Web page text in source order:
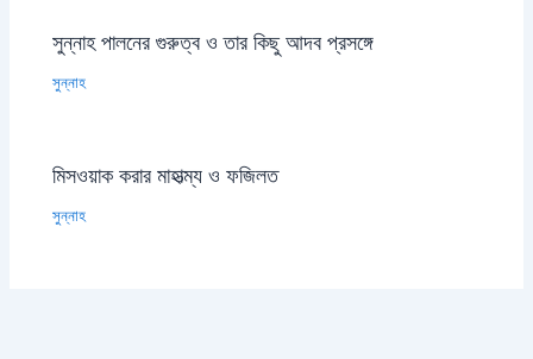
সুন্নাহ পালনের গুরুত্ব ও তার কিছু আদব প্রসঙ্গে
সুন্নাহ
মিসওয়াক করার মাহাত্ম্য ও ফজিলত
সুন্নাহ